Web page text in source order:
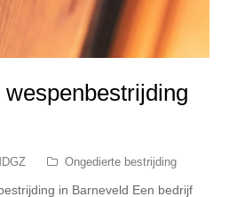
Ongedierte bestrijding
in Barneveld Een bedrijf